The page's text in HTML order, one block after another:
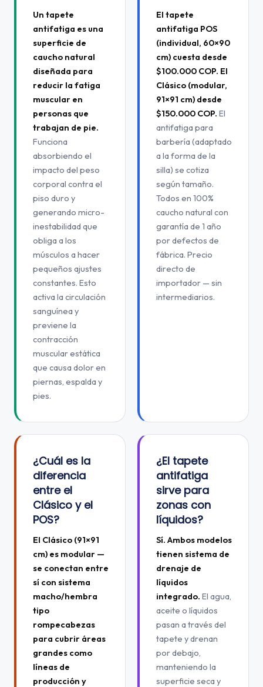
Un tapete
antifatiga es una
superficie de
caucho natural
diseñada para
reducir la fatiga
muscular en
personas que
trabajan de pie.
Funciona
absorbiendo el
impacto del peso
corporal contra el
piso duro y
generando micro-
inestabilidad que
obliga a los
músculos a hacer
pequeños ajustes
constantes. Esto
activa la circulación
sanguínea y
previene la
contracción
muscular estática
que causa dolor en
piernas, espalda y
pies.
El tapete
antifatiga POS
(individual, 60×90
cm) cuesta desde
$100.000 COP. El
Clásico (modular,
91×91 cm) desde
$150.000 COP. El
antifatiga para
barbería (adaptado
a la forma de la
silla) se cotiza
según tamaño.
Todos en 100%
caucho natural con
garantía de 1 año
por defectos de
fábrica. Precio
directo de
importador — sin
intermediarios.
¿Cuál es la
diferencia
entre el
Clásico y el
POS?
El Clásico (91×91
cm) es modular —
se conectan entre
sí con sistema
macho/hembra
tipo
rompecabezas
para cubrir áreas
grandes como
líneas de
producción y
¿El tapete
antifatiga
sirve para
zonas con
líquidos?
Sí. Ambos modelos
tienen sistema de
drenaje de
líquidos
integrado. El agua,
aceite o líquidos
pasan a través del
tapete y drenan
por debajo,
manteniendo la
superficie seca y